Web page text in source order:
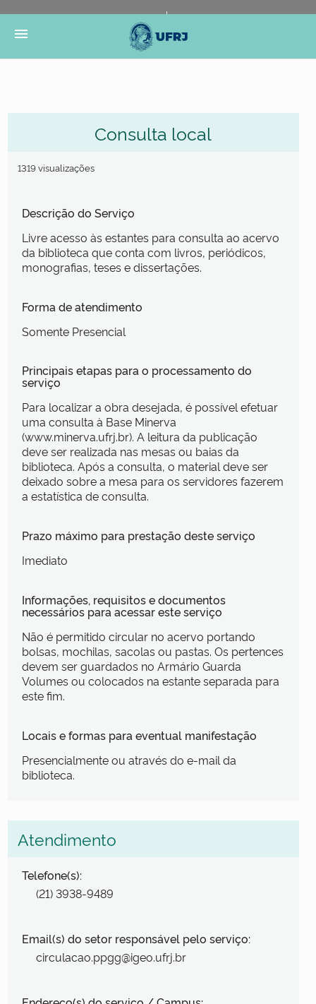
Portal do Governo Brasileiro
Governo
menu
Consulta local
1319 visualizações
Descrição do Serviço
Livre acesso às estantes para consulta ao acervo
da biblioteca que conta com livros, periódicos,
monografias, teses e dissertações.
Forma de atendimento
Somente Presencial
Principais etapas para o processamento do
serviço
Para localizar a obra desejada, é possível efetuar
uma consulta à Base Minerva
(www.minerva.ufrj.br). A leitura da publicação
deve ser realizada nas mesas ou baias da
biblioteca. Após a consulta, o material deve ser
deixado sobre a mesa para os servidores fazerem
a estatística de consulta.
Prazo máximo para prestação deste serviço
Imediato
Informações, requisitos e documentos
necessários para acessar este serviço
Não é permitido circular no acervo portando
bolsas, mochilas, sacolas ou pastas. Os pertences
devem ser guardados no Armário Guarda
Volumes ou colocados na estante separada para
este fim.
Locais e formas para eventual manifestação
Presencialmente ou através do e-mail da
biblioteca.
Atendimento
Telefone(s):
(21) 3938-9489
Email(s) do setor responsável pelo serviço:
circulacao.ppgg@igeo.ufrj.br